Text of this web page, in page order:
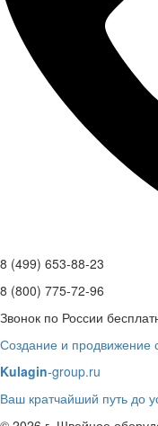
8 (499) 653-88-23
8 (800) 775-72-96
Звонок по России
Создание и продвижение
Kulagin-group.ru
Ваш кратчайший путь до